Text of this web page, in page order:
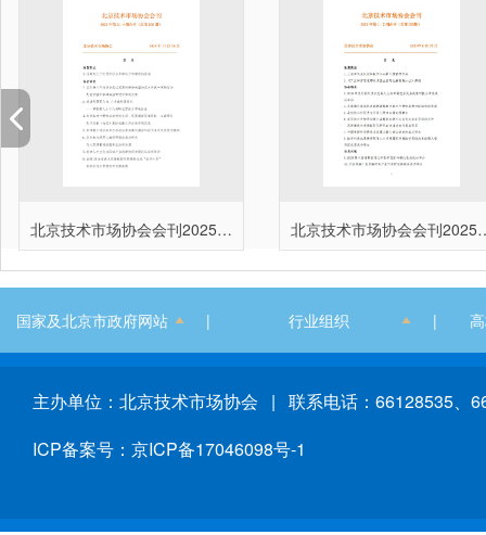
北京技术市场协会会刊2025年第3、4期合本（总第036期） 北京技术市场协
国家及北京市政府网站 | 行业组织 |
主办单位：北京技术市场协会 | 联系电话：66128535、
ICP备案号：京ICP备17046098号-1